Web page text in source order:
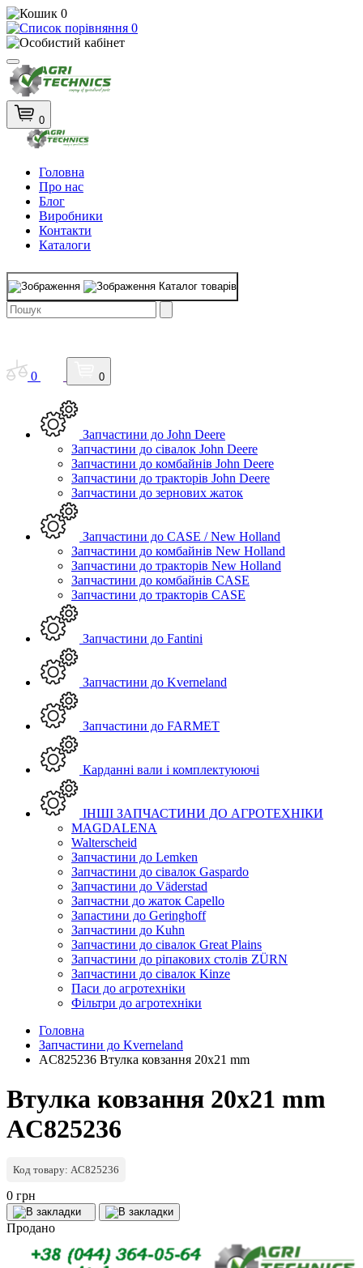
0
0
0
Головна
Про нас
Блог
Виробники
Контакти
Каталоги
Каталог товарів
0 0
Запчастини до John Deere
Запчастини до сівалок John Deere
Запчастини до комбайнів John Deere
Запчастини до тракторів John Deere
Запчастини до зернових жаток
Запчастини до CASE / New Holland
Запчастини до комбайнів New Holland
Запчастини до тракторів New Holland
Запчастини до комбайнів CASE
Запчастини до тракторів CASE
Запчастини до Fantini
Запчастини до Kverneland
Запчастини до FARMET
Карданні вали і комплектуюючі
ІНШІ ЗАПЧАСТИНИ ДО АГРОТЕХНІКИ
MAGDALENA
Walterscheid
Запчастини до Lemken
Запчастини до сівалок Gaspardo
Запчастини до Väderstad
Запчастни до жаток Capello
Запастини до Geringhoff
Запчастини до Kuhn
Запчастини до сівалок Great Plains
Запчастини до ріпакових столів ZÜRN
Запчастини до сівалок Kinze
Паси до агротехніки
Фільтри до агротехніки
Головна
Запчастини до Kverneland
AC825236 Втулка ковзання 20х21 mm
Втулка ковзання 20х21 mm
AC825236
Код товару: AC825236
0 грн
Продано